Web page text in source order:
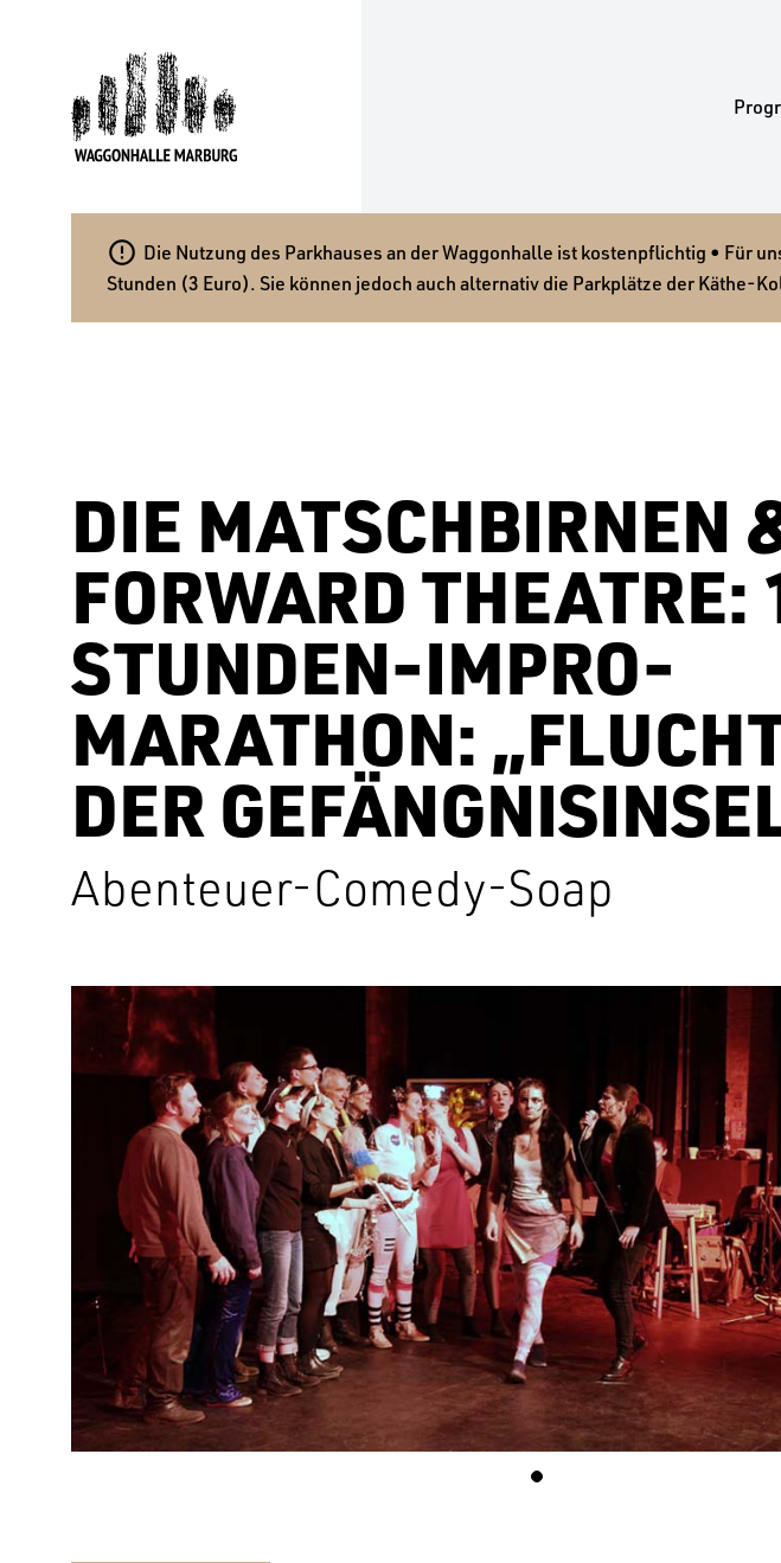
 Die Nutzung des Parkhauses an der Waggonhalle ist kostenpflichtig • Für
Stunden (3 Euro). Sie können jedoch auch alternativ die Parkplätze der Käthe-
DIE MATSCHBIRNEN
FORWARD THEATRE:
STUNDEN-IMPRO-
MARATHON:
DER
Abenteuer-Comedy-Soap